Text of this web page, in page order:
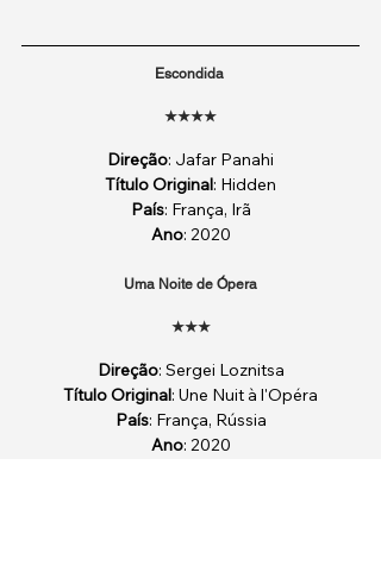
Escondida
★★★★
Direção: Jafar Panahi
Título Original: Hidden
País: França, Irã
Ano: 2020
Uma Noite de Ópera
★★★
Direção: Sergei Loznitsa
Título Original: Une Nuit à l'Opéra
País: França, Rússia
Ano: 2020